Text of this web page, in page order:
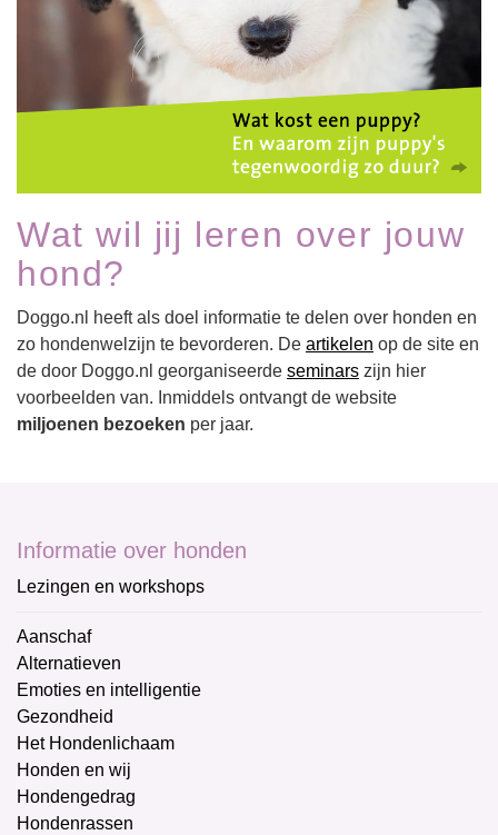
Wat wil jij leren over jouw
hond?
Doggo.nl heeft als doel informatie te delen over honden en
zo hondenwelzijn te bevorderen. De artikelen op de site en
de door Doggo.nl georganiseerde seminars zijn hier
voorbeelden van. Inmiddels ontvangt de website
miljoenen bezoeken per jaar.
Informatie over honden
Lezingen en workshops
Aanschaf
Alternatieven
Emoties en intelligentie
Gezondheid
Het Hondenlichaam
Honden en wij
Hondengedrag
Hondenrassen